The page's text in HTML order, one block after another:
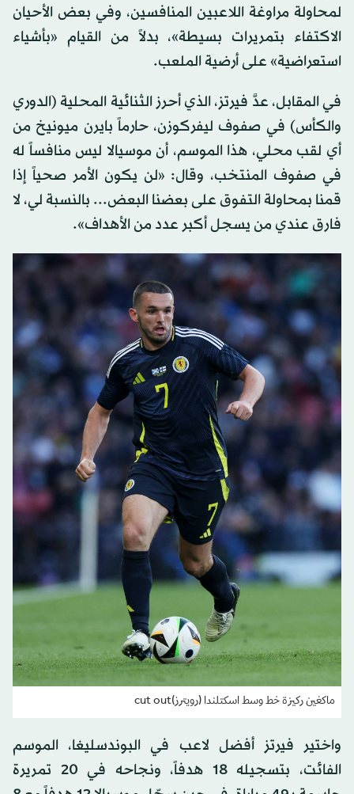
لمحاولة مراوغة اللاعبين المنافسين، وفي بعض الأحيان
الاكتفاء بتمريرات بسيطة»، بدلاً من القيام «بأشياء
استعراضية» على أرضية الملعب.
في المقابل، عدَّ فيرتز، الذي أحرز الثنائية المحلية (الدوري
والكأس) في صفوف ليفركوزن، حارماً بايرن ميونيخ من
أي لقب محلي، هذا الموسم، أن موسيالا ليس منافساً له
في صفوف المنتخب، وقال: «لن يكون الأمر صحياً إذا
قمنا بمحاولة التفوق على بعضنا البعض... بالنسبة لي، لا
فارق عندي من يسجل أكبر عدد من الأهداف».
ماكغين ركيزة خط وسط اسكتلندا (رويترز)cut out
واختير فيرتز أفضل لاعب في البوندسليغا، الموسم
الفائت، بتسجيله 18 هدفاً، ونجاحه في 20 تمريرة